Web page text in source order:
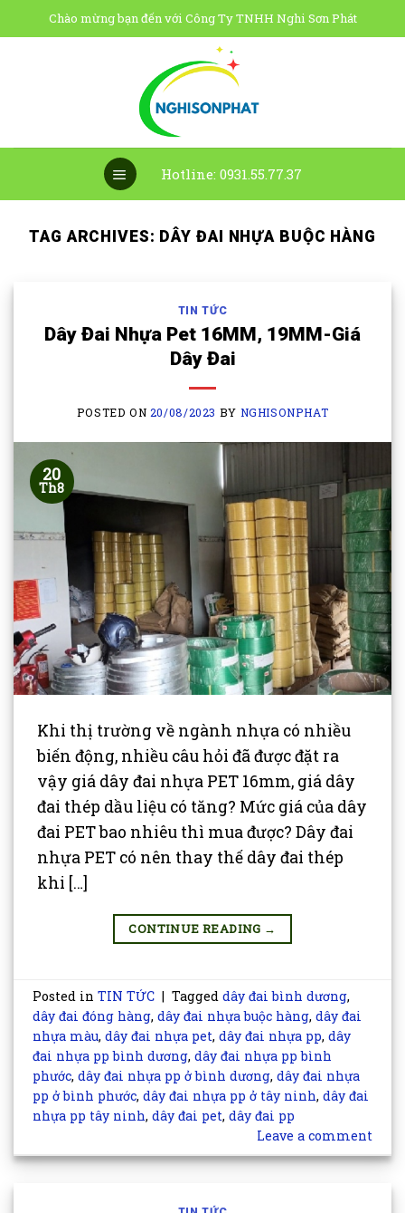
to
Chào mừng bạn đến với Công Ty TNHH Nghi Sơn Phát
Hotline: 0931.55.77.37
TAG ARCHIVES: DÂY ĐAI NHỰA BUỘC HÀNG
TIN TỨC
Dây Đai Nhựa Pet 16MM, 19MM-Giá
Dây Đai
POSTED ON 20/08/2023 BY NGHISONPHAT
20
Th8
Khi thị trường về ngành nhựa có nhiều
biến động, nhiều câu hỏi đã được đặt ra
vậy giá dây đai nhựa PET 16mm, giá dây
đai thép dầu liệu có tăng? Mức giá của dây
đai PET bao nhiêu thì mua được? Dây đai
nhựa PET có nên thay thế dây đai thép
khi […]
CONTINUE READING →
Posted inTIN TỨC | Taggeddây đai bình dương,
dây đai đóng hàng,dây đai nhựa buộc hàng,dây đai
nhựa màu,dây đai nhựa pet,dây đai nhựa pp,dây
đai nhựa pp bình dương,dây đai nhựa pp bình
phước,dây đai nhựa pp ở bình dương,dây đai nhựa
pp ở bình phước,dây đai nhựa pp ở tây ninh,dây đai
nhựa pp tây ninh,dây đai pet,dây đai pp
Leave a comment